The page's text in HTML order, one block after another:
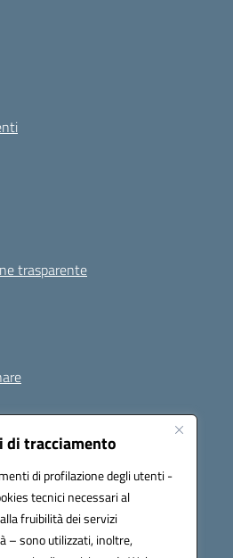
di tracciamento
di profilazione degli utenti -
tecnici necessari al
fruibilità dei servizi
– sono utilizzati, inoltre,
trasparente
2025/2026